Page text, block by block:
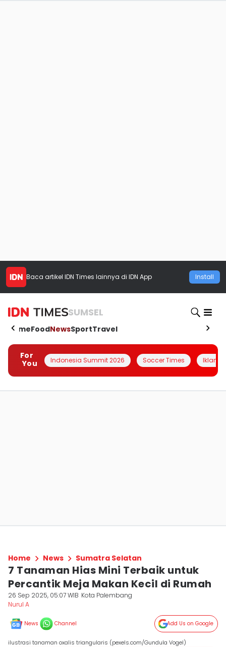
Baca artikel IDN Times lainnya di IDN App Install
SUMSEL
HomeFoodNewsSportTravel
For
You
Indonesia Summit 2026 Soccer Times Iklanin
Home News Sumatra Selatan
7 Tanaman Hias Mini Terbaik untuk
Percantik Meja Makan Kecil di Rumah
26 Sep 2025, 05:07 WIB Kota Palembang
Nurul A
News Channel Add Us on Google
ilustrasi tanaman oxalis triangularis (pexels.com/Gundula Vogel)